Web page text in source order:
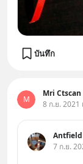
บันทึก
M
Mri Ctscan
8 ก.ย. 2021
Antfield
7 ก.ย.